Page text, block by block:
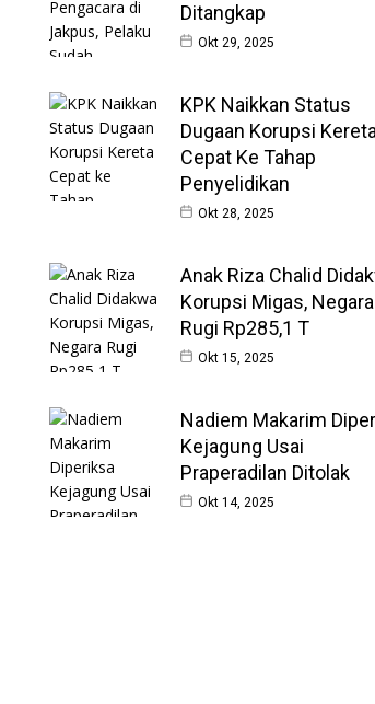
Ditangkap
Okt 29, 2025
KPK Naikkan Status
Dugaan Korupsi Kereta
Cepat Ke Tahap
Penyelidikan
Okt 28, 2025
Anak Riza Chalid
Korupsi Migas, Negara
Rugi Rp285,1 T
Okt 15, 2025
Nadiem Makarim
Kejagung Usai
Praperadilan Ditolak
Okt 14, 2025